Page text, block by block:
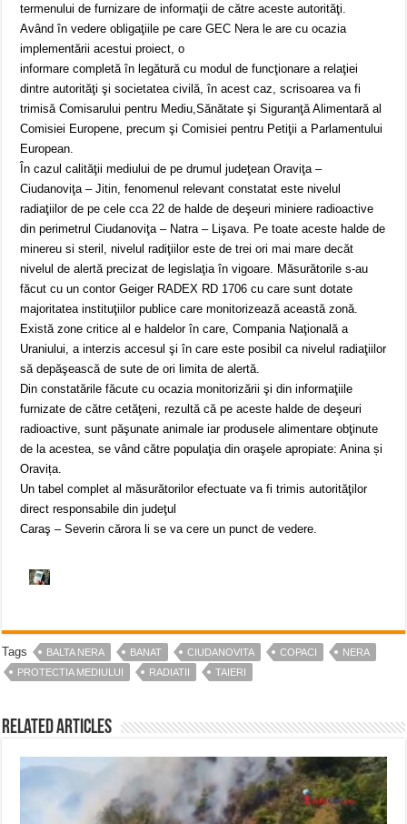
termenului de furnizare de informaţii de către aceste autorităţi.
Având în vedere obligaţiile pe care GEC Nera le are cu ocazia
implementării acestui proiect, o
informare completă în legătură cu modul de funcţionare a relaţiei
dintre autorităţi şi societatea civilă, în acest caz, scrisoarea va fi
trimisă Comisarului pentru Mediu,Sănătate şi Siguranţă Alimentară al
Comisiei Europene, precum şi Comisiei pentru Petiţii a Parlamentului
European.
În cazul calităţii mediului de pe drumul judeţean Oraviţa –
Ciudanoviţa – Jitin, fenomenul relevant constatat este nivelul
radiaţiilor de pe cele cca 22 de halde de deşeuri miniere radioactive
din perimetrul Ciudanoviţa – Natra – Lişava. Pe toate aceste halde de
minereu si steril, nivelul radiţiilor este de trei ori mai mare decăt
nivelul de alertă precizat de legislaţia în vigoare. Măsurătorile s-au
făcut cu un contor Geiger RADEX RD 1706 cu care sunt dotate
majoritatea instituţiilor publice care monitorizează această zonă.
Există zone critice al e haldelor în care, Compania Naţională a
Uraniului, a interzis accesul şi în care este posibil ca nivelul radiaţiilor
să depăşească de sute de ori limita de alertă.
Din constatările făcute cu ocazia monitorizării şi din informaţiile
furnizate de către cetăţeni, rezultă că pe aceste halde de deşeuri
radioactive, sunt păşunate animale iar produsele alimentare obţinute
de la acestea, se vând către populaţia din oraşele apropiate: Anina și
Oravița.
Un tabel complet al măsurătorilor efectuate va fi trimis autorităţilor
direct responsabile din judeţul
Caraş – Severin cărora li se va cere un punct de vedere.
Tags BALTA NERA BANAT CIUDANOVITA COPACI
NERA
PROTECTIA MEDIULUI
RADIATII TAIERI
Related Articles